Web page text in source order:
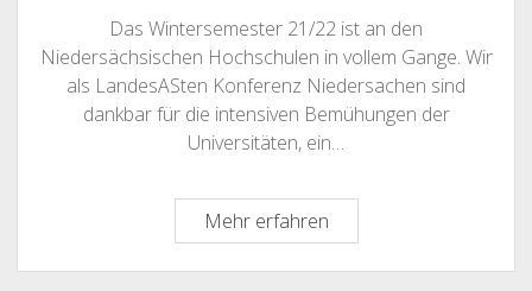
Das Wintersemester 21/22 ist an den
Niedersächsischen Hochschulen in vollem Gange. Wir
als LandesASten Konferenz Niedersachen sind
dankbar für die intensiven Bemühungen der
Universitäten, ein…
Mehr erfahrenPressemitteilung
der
LandesAStenKonferenz